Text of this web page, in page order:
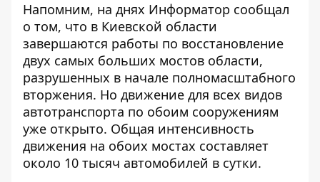
Напомним, на днях Информатор сообщал
о том, что в Киевской области
завершаются работы по восстановление
двух самых больших мостов области,
разрушенных в начале полномасштабного
вторжения. Но движение для всех видов
автотранспорта по обоим сооружениям
уже открыто. Общая интенсивность
движения на обоих мостах составляет
около 10 тысяч автомобилей в сутки.